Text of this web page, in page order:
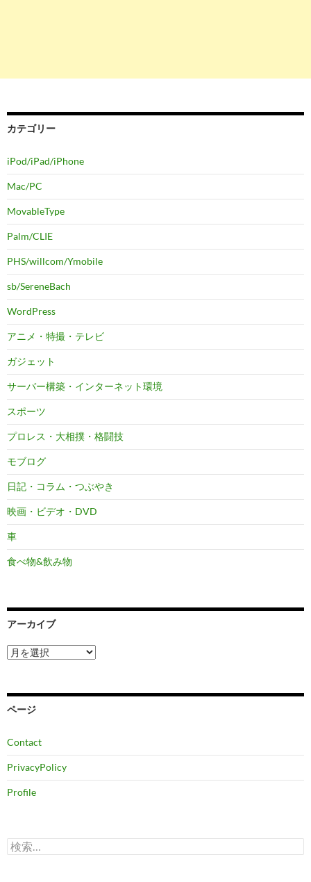
カテゴリー
iPod/iPad/iPhone
Mac/PC
MovableType
Palm/CLIE
PHS/willcom/Ymobile
sb/SereneBach
WordPress
アニメ・特撮・テレビ
ガジェット
サーバー構築・インターネット環境
スポーツ
プロレス・大相撲・格闘技
モブログ
日記・コラム・つぶやき
映画・ビデオ・DVD
車
食べ物&飲み物
アーカイブ
ア
ー
ブ
ページ
Contact
PrivacyPolicy
Profile
検
索: